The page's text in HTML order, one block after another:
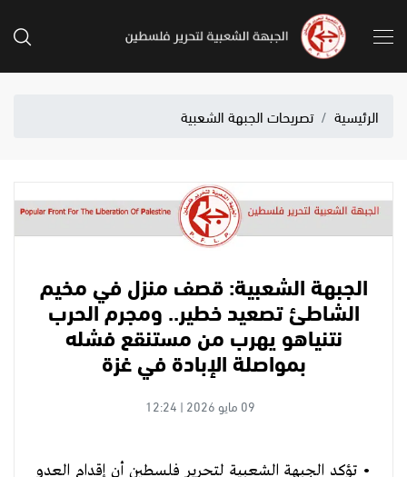
الرئيسية تصريحات الجبهة الشعبية
الجبهة الشعبية: قصف منزل في مخيم
الشاطئ تصعيد خطير.. ومجرم الحرب
نتنياهو يهرب من مستنقع فشله
بمواصلة الإبادة في غزة
09 مايو 2026 | 12:24
• تؤكد الجبهة الشعبية لتحرير فلسطين أن إقدام العدو